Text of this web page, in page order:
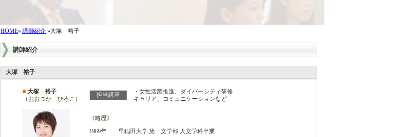
HOME» 講師紹介 »大塚 裕子
講師紹介
大塚 裕子
■ 大塚 裕子
（ おおつか ひろこ ）
担当講座
・女性活躍推進、ダイバーシティ研修
キャリア、コミュニケーションなど
《略歴》
1989年 早稲田大学 第一文学部 人文学科卒業